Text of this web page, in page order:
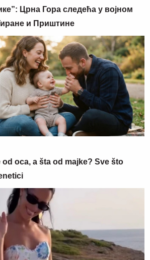
Црна Гора следећа у војном
и Приштине
oca, a šta od majke? Sve što